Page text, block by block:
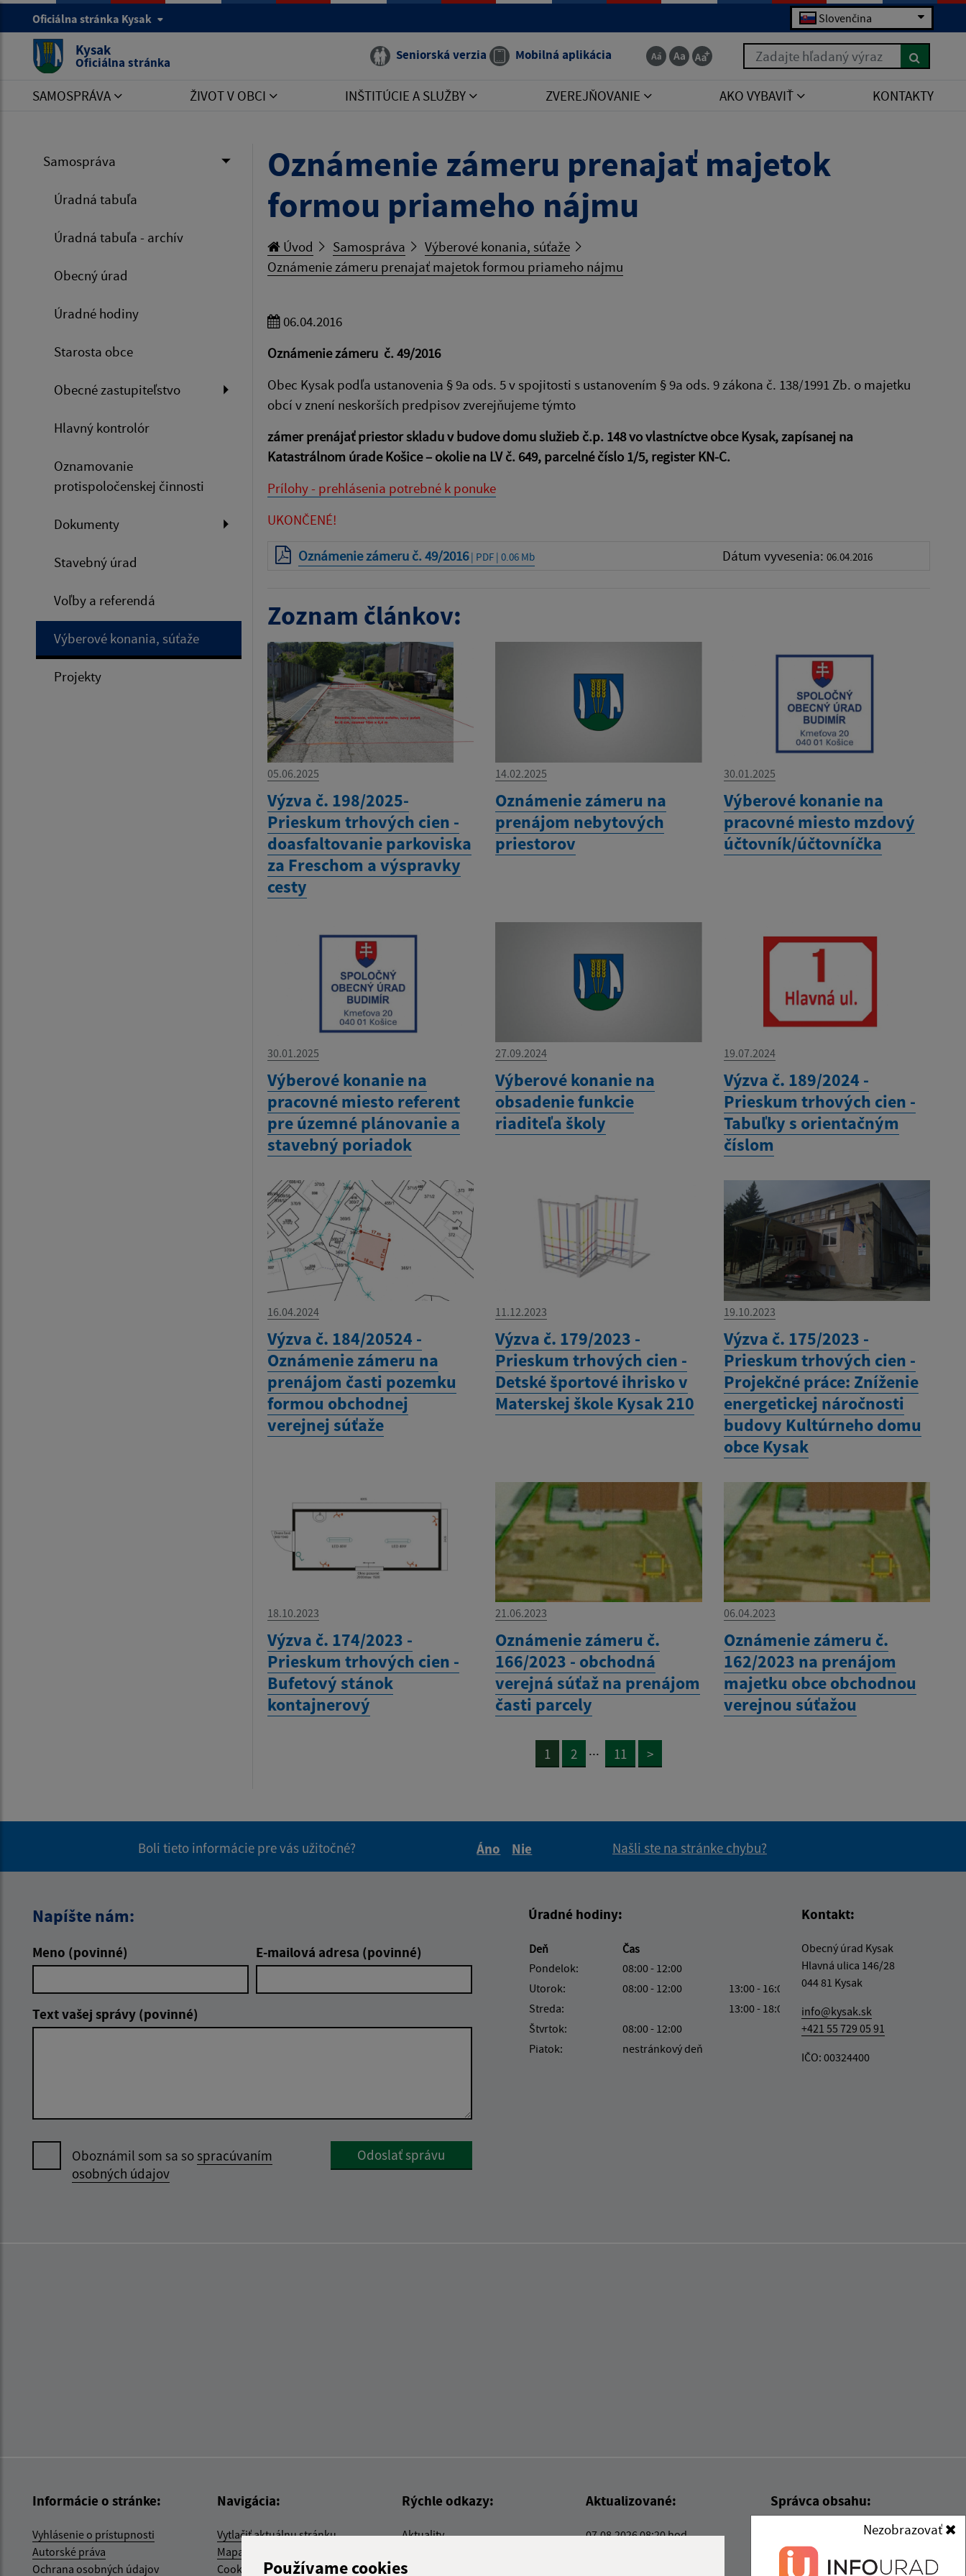
Používame cookies
Nezobrazovať
Oficiálna stránka Kysak Slovenčina
Kysak
Oficiálna stránka Seniorská verzia Mobilná aplikácia Zadajte hľadaný výraz
SAMOSPRÁVA ŽIVOT V OBCI INŠTITÚCIE A SLUŽBY ZVEREJŇOVANIE AKO VYBAVIŤ KONTAKTY
Samospráva
Úradná tabuľa
Úradná tabuľa - archív
Obecný úrad
Úradné hodiny
Starosta obce
Obecné zastupiteľstvo
Hlavný kontrolór
Oznamovanie
protispoločenskej činnosti
Dokumenty
Stavebný úrad
Voľby a referendá
Výberové konania, súťaže
Projekty
Oznámenie zámeru prenajať majetok
formou priameho nájmu
Úvod Samospráva
Výberové konania, súťaže
Oznámenie zámeru prenajať majetok formou priameho nájmu
06.04.2016
Oznámenie zámeru č. 49/2016
Obec Kysak podľa ustanovenia § 9a ods. 5 v spojitosti s ustanovením § 9a ods. 9 zákona č. 138/1991 Zb. o majetku
obcí v znení neskorších predpisov zverejňujeme týmto
zámer prenájať priestor skladu v budove domu služieb č.p. 148 vo vlastníctve obce Kysak, zapísanej na
Katastrálnom úrade Košice – okolie na LV č. 649, parcelné číslo 1/5, register KN-C.
Prílohy - prehlásenia potrebné k ponuke
UKONČENÉ!
Oznámenie zámeru č. 49/2016| PDF | 0.06 Mb Dátum vyvesenia: 06.04.2016
Zoznam článkov:
05.06.2025
Výzva č. 198/2025-
Prieskum trhových cien -
doasfaltovanie parkoviska
za Freschom a výspravky
cesty
14.02.2025
Oznámenie zámeru na
prenájom nebytových
priestorov
30.01.2025
Výberové konanie na
pracovné miesto mzdový
účtovník/účtovníčka
30.01.2025
Výberové konanie na
pracovné miesto referent
pre územné plánovanie a
stavebný poriadok
27.09.2024
Výberové konanie na
obsadenie funkcie
riaditeľa školy
19.07.2024
Výzva č. 189/2024 -
Prieskum trhových cien -
Tabuľky s orientačným
číslom
16.04.2024
Výzva č. 184/20524 -
Oznámenie zámeru na
prenájom časti pozemku
formou obchodnej
verejnej súťaže
11.12.2023
Výzva č. 179/2023 -
Prieskum trhových cien -
Detské športové ihrisko v
Materskej škole Kysak 210
19.10.2023
Výzva č. 175/2023 -
Prieskum trhových cien -
Projekčné práce: Zníženie
energetickej náročnosti
budovy Kultúrneho domu
obce Kysak
18.10.2023
Výzva č. 174/2023 -
Prieskum trhových cien -
Bufetový stánok
kontajnerový
21.06.2023
Oznámenie zámeru č.
166/2023 - obchodná
verejná súťaž na prenájom
časti parcely
06.04.2023
Oznámenie zámeru č.
162/2023 na prenájom
majetku obce obchodnou
verejnou súťažou
1 2 ... 11 >
Boli tieto informácie pre vás užitočné?
Áno
Nie
Našli ste na stránke chybu?
Napíšte nám:
Meno (povinné) E-mailová adresa (povinné)
Text vašej správy (povinné)
Oboznámil som sa sospracúvaním
osobných údajov
Google reCaptcha Response
Odoslať správu
Úradné hodiny:
Deň
Čas
Pondelok:
08:00 - 12:00
Utorok:
08:00 - 12:00
13:00 - 16:00
Streda:
13:00 - 18:00
Štvrtok:
08:00 - 12:00
Piatok:
nestránkový deň
Kontakt:
Obecný úrad Kysak
Hlavná ulica 146/28
044 81 Kysak
info@kysak.sk
+421 55 729 05 91
IČO: 00324400
Informácie o stránke:
Vyhlásenie o prístupnosti
Autorské práva
Ochrana osobných údajov
Navigácia:
Vytlačiť aktuálnu stránku
Mapa stránok
Cookies
Rýchle odkazy:
Aktuality
E-služby
Aktualizované:
07.08.2026 08:20 hod.
Správca obsahu:
Správca obsahu je Obec Kysak.
Vytvorené v súlade s
dizajn manuálom elektronických